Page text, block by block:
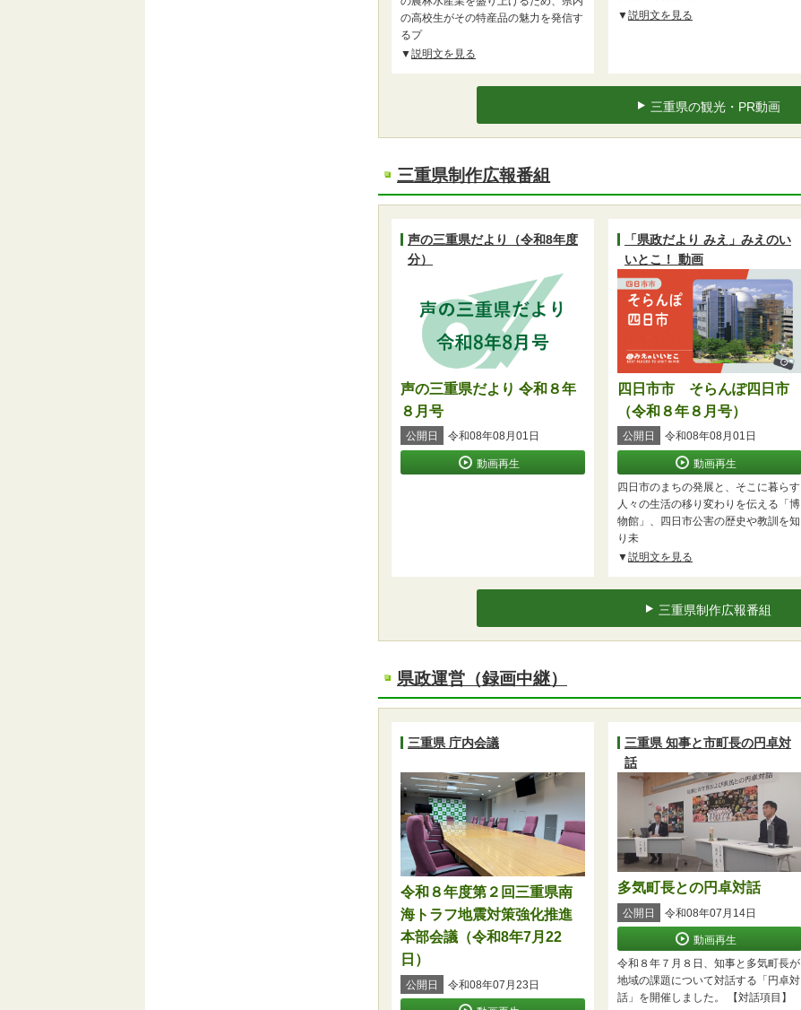
の高校生がその特産品の魅力を発信す
るプ
説明文を見る
説明文を見る
三重県の観光・PR動画
三重県制作広報番組
声の三重県だより（令和8年度
分）
声の三重県だより 令和８年
８月号
公開日 令和08年08月01日
動画再生
「県政だより みえ」みえのい
いとこ！ 動画
四日市市 そらんぽ四日市
（令和８年８月号）
公開日 令和08年08月01日
動画再生
四日市のまちの発展と、そこに暮らす
人々の生活の移り変わりを伝える「博
物館」、四日市公害の歴史や教訓を知
り未
説明文を見る
三重県制作広報番組
県政運営（録画中継）
三重県 庁内会議
令和８年度第２回三重県南
海トラフ地震対策強化推進
本部会議（令和8年7月22
日）
公開日 令和08年07月23日
三重県 知事と市町長の円卓対
話
多気町長との円卓対話
公開日 令和08年07月14日
動画再生
令和８年７月８日、知事と多気町長が
地域の課題について対話する「円卓対
話」を開催しました。 【対話項目】